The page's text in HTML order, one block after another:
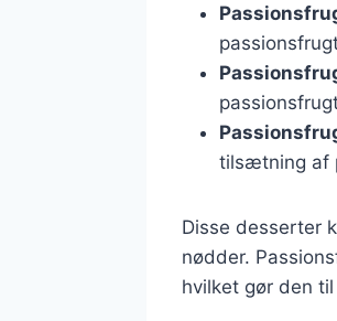
tilsætning af
Disse desserter
nødder.
hvilket gør den